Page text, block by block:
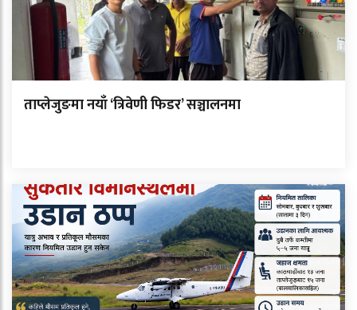
ताप्लेजुङमा नयाँ ‘त्रिवेणी फिडर’ सञ्चालनमा